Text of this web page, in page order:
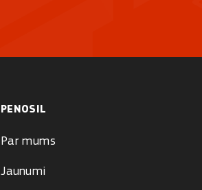
PENOSIL
Par mums
Jaunumi